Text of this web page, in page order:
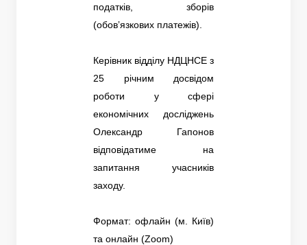
податків, зборів
(обовʼязкових платежів).
Керівник відділу НДЦНСЕ з
25 річним досвідом
роботи у сфері
економічних досліджень
Олександр Гапонов
відповідатиме на
запитання учасників
заходу.
Формат: офлайн (м. Київ)
та онлайн (Zoom)